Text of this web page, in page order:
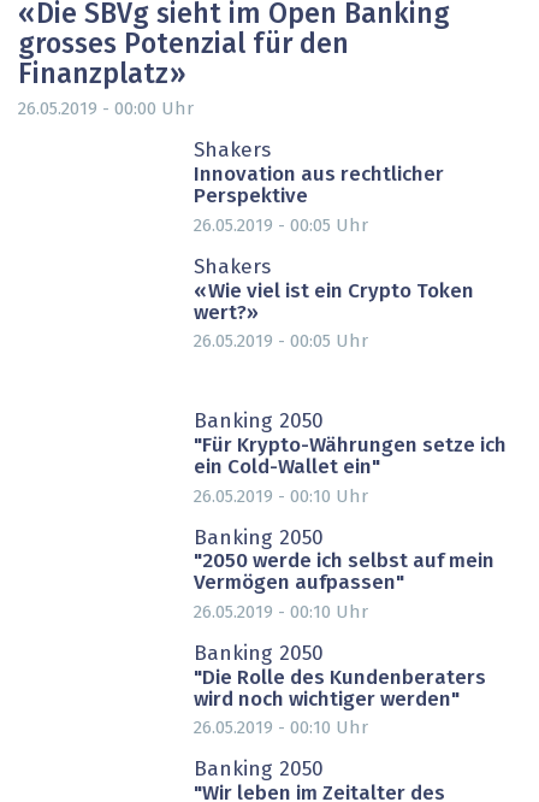
« Die SBVg sieht im Open Banking
grosses Potenzial für den
Finanzplatz »
26.05.2019 - 00:00 Uhr
Shakers
Innovation aus rechtlicher
Perspektive
26.05.2019 - 00:05 Uhr
Shakers
« Wie viel ist ein Crypto Token
wert?»
26.05.2019 - 00:05 Uhr
Banking 2050
"Für Krypto-Währungen setze ich
ein Cold-Wallet ein"
26.05.2019 - 00:10 Uhr
Banking 2050
"2050 werde ich selbst auf mein
Vermögen aufpassen"
26.05.2019 - 00:10 Uhr
Banking 2050
"Die Rolle des Kundenberaters
wird noch wichtiger werden"
26.05.2019 - 00:10 Uhr
Banking 2050
"Wir leben im Zeitalter des